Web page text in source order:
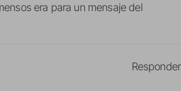
era para un mensaje del
Responder